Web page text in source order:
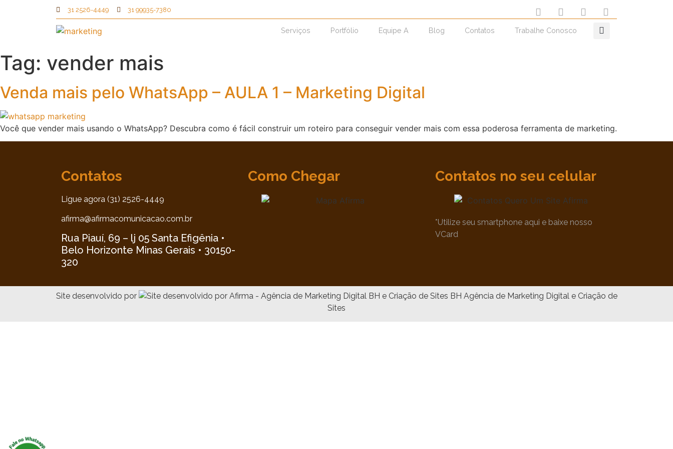
31 2526-4449 31 99935-7380
Serviços Portfólio Equipe A Blog Contatos Trabalhe Conosco
Tag: vender mais
Venda mais pelo WhatsApp – AULA 1 – Marketing Digital
Você que vender mais usando o WhatsApp? Descubra como é fácil construir um roteiro para conseguir vender mais com essa poderosa ferramenta de marketing.
Contatos
Ligue agora (31) 2526-4449
afirma@afirmacomunicacao.com.br
Rua Piauí, 69 – lj 05 Santa Efigênia •
Belo Horizonte Minas Gerais • 30150-
320
Como Chegar Contatos no seu celular
*Utilize seu smartphone aqui e baixe nosso
VCard
Site desenvolvido por
Agência de Marketing Digital e Criação de
Sites